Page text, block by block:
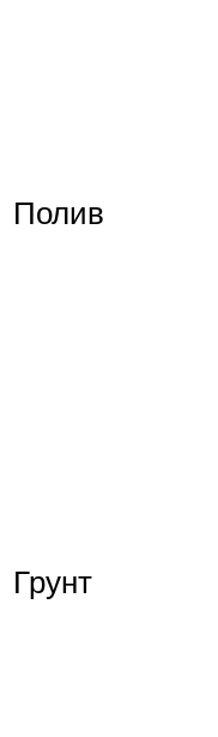
Полив
Грунт